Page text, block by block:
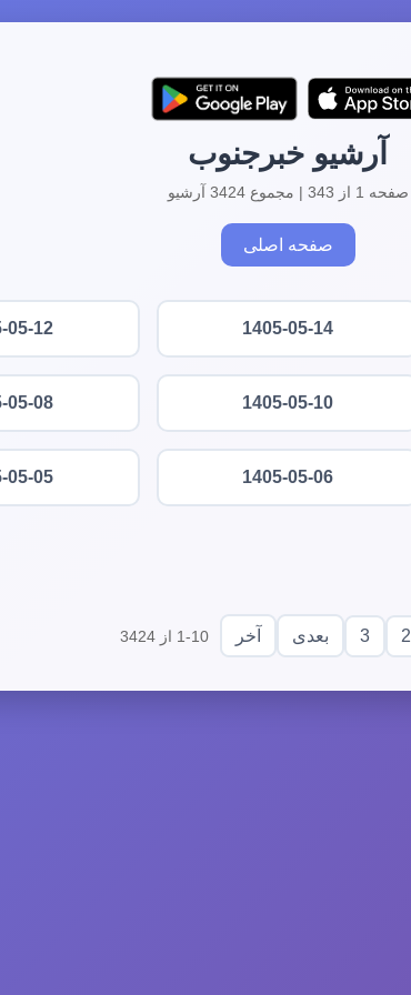
آرشیو خبرجنوب
صفحه 1 از 343 | مجموع 3424 آرشیو
صفحه اصلی
1405-05-14
05-12
1405-05-10
05-08
1405-05-06
05-05
2
3 بعدی آخر 1-10 از 3424